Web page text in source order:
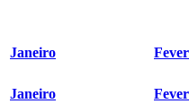
Janeiro
Janeiro